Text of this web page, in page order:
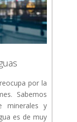
por la
Sabemos
minerales y
es de muy